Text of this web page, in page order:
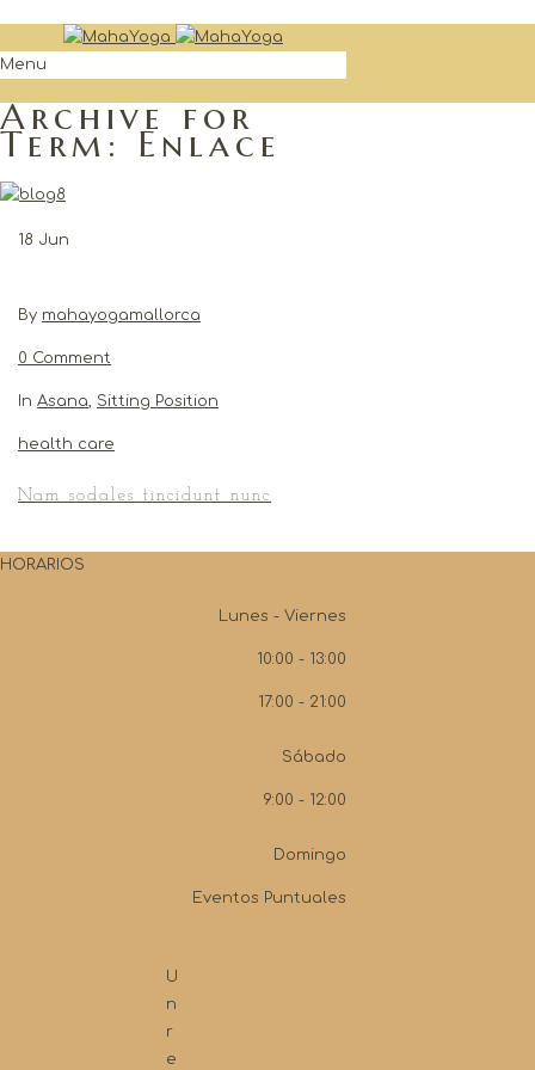
Menu
Archive for
Term: Enlace
18 Jun
By mahayogamallorca
0 Comment
In Asana, Sitting Position
health care
Nam sodales tincidunt nunc
HORARIOS
Lunes - Viernes
10:00 - 13:00
17:00 - 21:00
Sábado
9:00 - 12:00
Domingo
Eventos Puntuales
U
n
r
e